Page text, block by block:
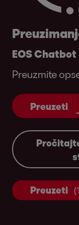
EOS
Preuzmite
Preuzeti
Preuzeti